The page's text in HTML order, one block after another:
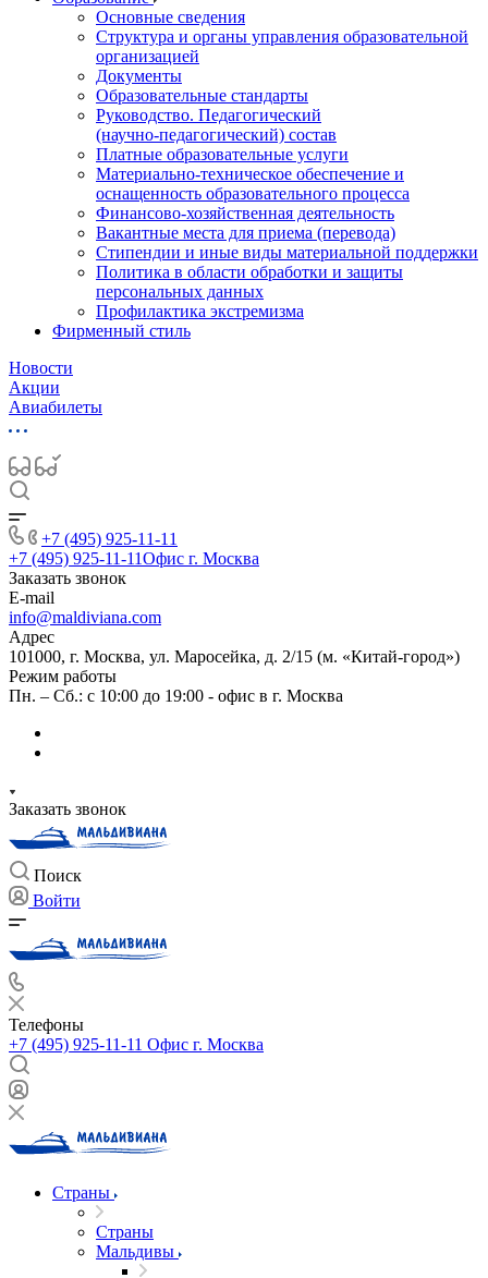
Основные сведения
Структура и органы управления образовательной
организацией
Документы
Образовательные стандарты
Руководство. Педагогический
(научно‑педагогический) состав
Платные образовательные услуги
Материально-техническое обеспечение и
оснащенность образовательного процесса
Финансово-хозяйственная деятельность
Вакантные места для приема (перевода)
Стипендии и иные виды материальной поддержки
Политика в области обработки и защиты
персональных данных
Профилактика экстремизма
Фирменный стиль
Новости
Акции
Авиабилеты
+7 (495) 925-11-11
+7 (495) 925-11-11Офис г. Москва
Заказать звонок
E-mail
info@maldiviana.com
Адрес
101000, г. Москва, ул. Маросейка, д. 2/15 (м. «Китай-город»)
Режим работы
Пн. – Сб.: с 10:00 до 19:00 - офис в г. Москва
Заказать звонок
Поиск
Войти
Телефоны
+7 (495) 925-11-11 Офис г. Москва
Страны
Страны
Мальдивы